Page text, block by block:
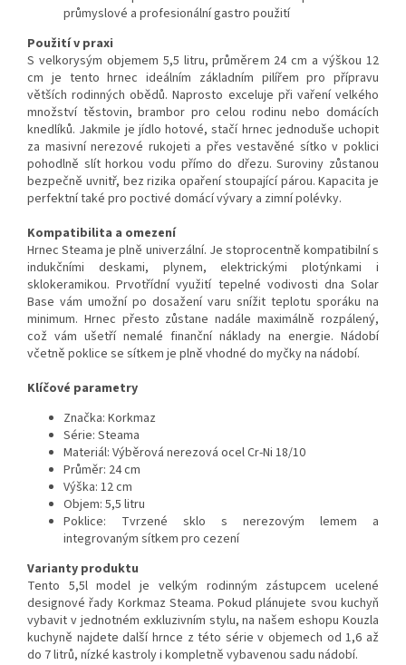
průmyslové a profesionální gastro použití
Použití v praxi
S velkorysým objemem 5,5 litru, průměrem 24 cm a výškou 12
cm je tento hrnec ideálním základním pilířem pro přípravu
větších rodinných obědů. Naprosto exceluje při vaření velkého
množství těstovin, brambor pro celou rodinu nebo domácích
knedlíků. Jakmile je jídlo hotové, stačí hrnec jednoduše uchopit
za masivní nerezové rukojeti a přes vestavěné sítko v poklici
pohodlně slít horkou vodu přímo do dřezu. Suroviny zůstanou
bezpečně uvnitř, bez rizika opaření stoupající párou. Kapacita je
perfektní také pro poctivé domácí vývary a zimní polévky.
Kompatibilita a omezení
Hrnec Steama je plně univerzální. Je stoprocentně kompatibilní s
indukčními deskami, plynem, elektrickými plotýnkami i
sklokeramikou. Prvotřídní využití tepelné vodivosti dna Solar
Base vám umožní po dosažení varu snížit teplotu sporáku na
minimum. Hrnec přesto zůstane nadále maximálně rozpálený,
což vám ušetří nemalé finanční náklady na energie. Nádobí
včetně poklice se sítkem je plně vhodné do myčky na nádobí.
Klíčové parametry
Značka: Korkmaz
Série: Steama
Materiál: Výběrová nerezová ocel Cr-Ni 18/10
Průměr: 24 cm
Výška: 12 cm
Objem: 5,5 litru
Poklice: Tvrzené sklo s nerezovým lemem a
integrovaným sítkem pro cezení
Varianty produktu
Tento 5,5l model je velkým rodinným zástupcem ucelené
designové řady Korkmaz Steama. Pokud plánujete svou kuchyň
vybavit v jednotném exkluzivním stylu, na našem eshopu Kouzla
kuchyně najdete další hrnce z této série v objemech od 1,6 až
do 7 litrů, nízké kastroly i kompletně vybavenou sadu nádobí.